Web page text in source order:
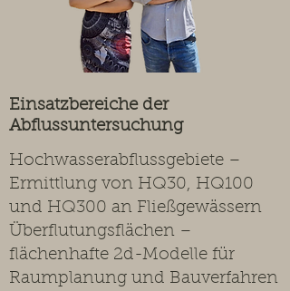
Einsatzbereiche der
Abflussuntersuchung
Hochwasserabflussgebiete –
Ermittlung von HQ30, HQ100
und HQ300 an Fließgewässern
Überflutungsflächen –
flächenhafte 2d-Modelle für
Raumplanung und Bauverfahren